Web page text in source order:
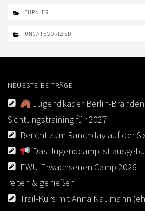
TURNIER
UNCATEGORIZED
NEUESTE BEITRÄGE
Jugendkader Berlin-
Sichtungstraining für 2027
Bericht zum Ranchday auf der
Das Jugendcamp ist
EWU Erwachsenen Camp 2026
reiten & genießen
Trail-Kurs mit Anna Naumann